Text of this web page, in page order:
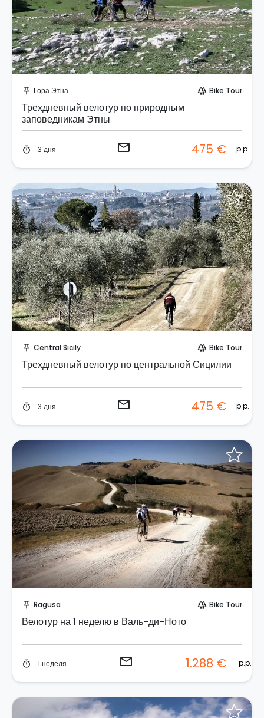
push_pin Гора Этна forest Bike Tour
Трехдневный велотур по природным
заповедникам Этны
timer 3 дня email 475 € p.p.
push_pin Central Sicily forest Bike Tour
Трехдневный велотур по центральной Сицилии
timer 3 дня email 475 € p.p.
push_pin Ragusa forest Bike Tour
Велотур на 1 неделю в Валь-ди-Ното
timer 1 неделя email 1.288 € p.p.